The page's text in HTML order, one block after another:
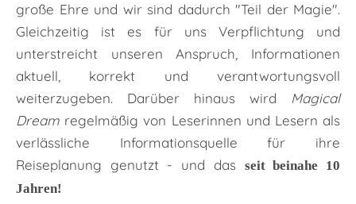
große Ehre und wir sind dadurch "Teil der Magie".
Gleichzeitig ist es für uns Verpflichtung und
unterstreicht unseren Anspruch, Informationen
aktuell, korrekt und verantwortungsvoll
weiterzugeben. Darüber hinaus wird Magical
Dream regelmäßig von Leserinnen und Lesern als
verlässliche Informationsquelle für ihre
Reiseplanung genutzt - und das seit beinahe 10
Jahren!